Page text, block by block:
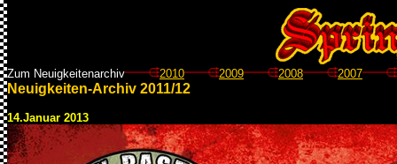
Zum Neuigkeitenarchiv 2010 2009 2008 2007
Neuigkeiten-Archiv 2011/12
14.Januar 2013